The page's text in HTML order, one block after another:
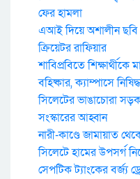
ফের হামলা
এআই দিয়ে অশালীন
ক্রিয়েটর রাফিয়ার
শাবিপ্রবিতে
বহিষ্কার, ক্যাম্পাসে
সিলেটের ভাঙাচোরা
সংস্কারের আহ্বান
নারী-কাণ্ডে জামায়াত
সিলেটে হামের উপসর্গ
সেপটিক ট্যাংকের বর্জ্য